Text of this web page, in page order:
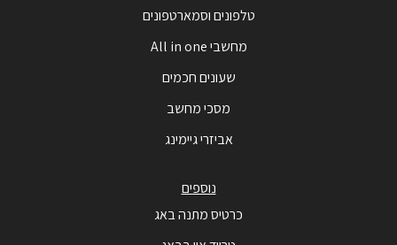
טלפונים וסמארטפונים
מחשבי All in one
שעונים חכמים
מסכי מחשב
אביזרי גיימינג
נוספים
כרטיס מתנה באג